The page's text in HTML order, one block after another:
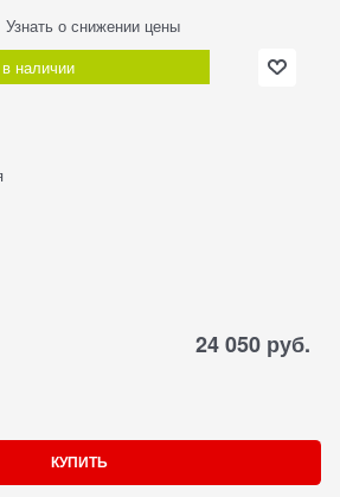
Узнать о снижении цены
наличии
24 050 руб.
КУПИТЬ